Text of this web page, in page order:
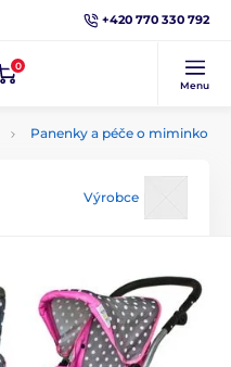
+420 770 330 792
0
Menu
Panenky a péče o miminko
Výrobce